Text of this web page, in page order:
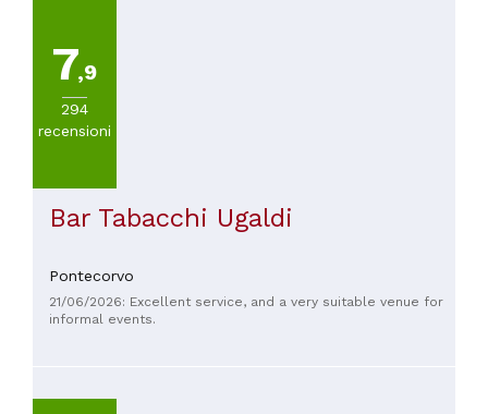
7,9
294
recensioni
Bar Tabacchi Ugaldi
Pontecorvo
21/06/2026: Excellent service, and a very suitable venue for
informal events.